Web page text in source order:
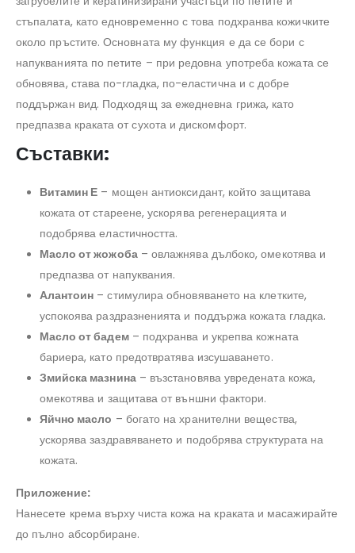
стъпалата, като едновременно с това подхранва кожичките
около пръстите. Основната му функция е да се бори с
напукванията по петите – при редовна употреба кожата се
обновява, става по-гладка, по-еластична и с добре
поддържан вид. Подходящ за ежедневна грижа, като
предпазва краката от сухота и дискомфорт.
Съставки:
Витамин Е – мощен антиоксидант, който защитава
кожата от стареене, ускорява регенерацията и
подобрява еластичността.
Масло от жожоба– овлажнява дълбоко, омекотява и
предпазва от напуквания.
Алантоин – стимулира обновяването на клетките,
успокоява раздразненията и поддържа кожата гладка.
Масло от бадем– подхранва и укрепва кожната
бариера, като предотвратява изсушаването.
Змийска мазнина– възстановява увредената кожа,
омекотява и защитава от външни фактори.
Яйчно масло – богато на хранителни вещества,
ускорява заздравяването и подобрява структурата на
кожата.
Приложение:
Нанесете крема върху чиста кожа на краката и масажирайте
до пълно абсорбиране.